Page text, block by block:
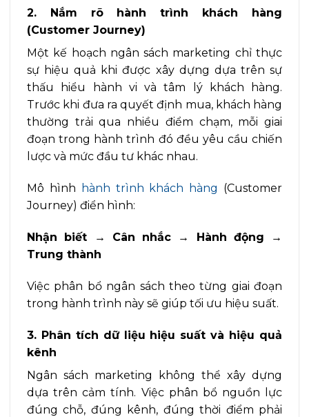
2. Nắm rõ hành trình khách hàng
(Customer Journey)
Một kế hoạch ngân sách marketing chỉ thực
sự hiệu quả khi được xây dựng dựa trên sự
thấu hiểu hành vi và tâm lý khách hàng.
Trước khi đưa ra quyết định mua, khách hàng
thường trải qua nhiều điểm chạm, mỗi giai
đoạn trong hành trình đó đều yêu cầu chiến
lược và mức đầu tư khác nhau.
Mô hình hành trình khách hàng (Customer
Journey) điển hình:
Nhận biết → Cân nhắc → Hành động →
Trung thành
Việc phân bổ ngân sách theo từng giai đoạn
trong hành trình này sẽ giúp tối ưu hiệu suất.
3. Phân tích dữ liệu hiệu suất và hiệu quả
kênh
Ngân sách marketing không thể xây dựng
dựa trên cảm tính. Việc phân bổ nguồn lực
đúng chỗ, đúng kênh, đúng thời điểm phải